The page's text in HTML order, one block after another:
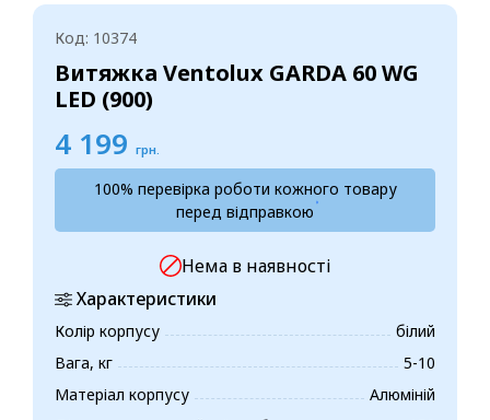
Код: 10374
Витяжка Ventolux GARDA 60 WG
LED (900)
4 199 грн.
100% перевірка роботи кожного товару
перед відправкою
Нема в наявності
Характеристики
Колір корпусу
білий
Вага, кг
5-10
Матеріал корпусу
Алюміній